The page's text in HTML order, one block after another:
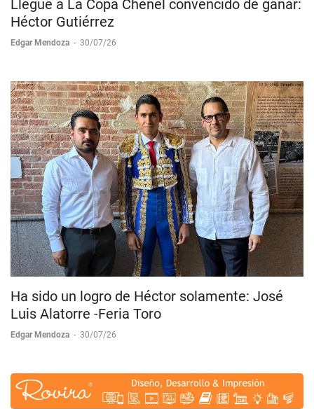
Llegué a La Copa Chenel convencido de ganar:
Héctor Gutiérrez
Edgar Mendoza - 30/07/26
Ha sido un logro de Héctor solamente: José
Luis Alatorre -Feria Toro
Edgar Mendoza - 30/07/26